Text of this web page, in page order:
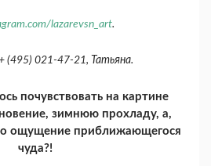
lazarevsn_art.
021-47-21, Татьяна.
почувствовать на картине
зимнюю прохладу, а,
ощущение приближающегося
чуда?!